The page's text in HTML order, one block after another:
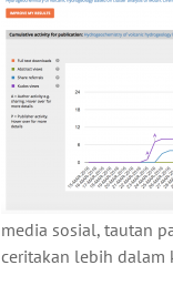
media sosial, tautan
ceritakan lebih dalam